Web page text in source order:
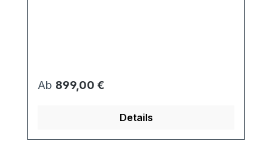
notwendig. Die Paketbox erhalten Sie in
zwei unterschiedlichen Größen.
Volumen Sie Pakete empfangen möchten.
Zur einfacheren Montage ist der
Regulärer Preis:
Ab 899,00 €
Details